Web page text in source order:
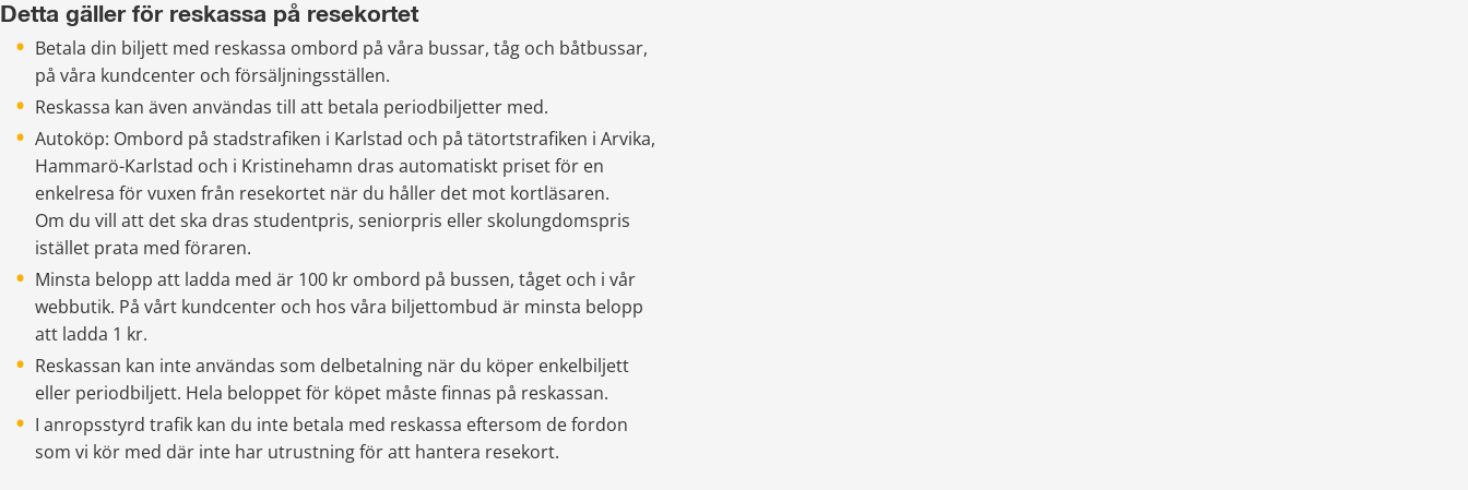
Detta gäller för reskassa på resekortet
Betala din biljett med reskassa ombord på våra bussar, tåg och båtbussar,
på våra kundcenter och försäljningsställen.
Reskassa kan även användas till att betala periodbiljetter med.
Autoköp: Ombord på stadstrafiken i Karlstad och på tätortstrafiken i Arvika,
Hammarö-Karlstad och i Kristinehamn dras automatiskt priset för en
enkelresa för vuxen från resekortet när du håller det mot kortläsaren.
Om du vill att det ska dras studentpris, seniorpris eller skolungdomspris
istället prata med föraren.
Minsta belopp att ladda med är 100 kr ombord på bussen, tåget och i vår
webbutik. På vårt kundcenter och hos våra biljettombud är minsta belopp
att ladda 1 kr.
Reskassan kan inte användas som delbetalning när du köper enkelbiljett
eller periodbiljett. Hela beloppet för köpet måste finnas på reskassan.
I anropsstyrd trafik kan du inte betala med reskassa eftersom de fordon
som vi kör med där inte har utrustning för att hantera resekort.